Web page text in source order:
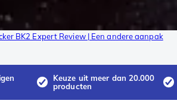
BK2 Expert Review | Een andere aanpak
Keuze uit meer dan 20.000
producten